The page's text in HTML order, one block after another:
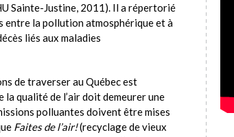
Sainte-Justine, 2011). Il a répertorié
entre la pollution atmosphérique et à
liés aux maladies
de traverser au Québec est
la qualité de l’air doit demeurer une
polluantes doivent être mises
Faites de l’air!(recyclage de vieux